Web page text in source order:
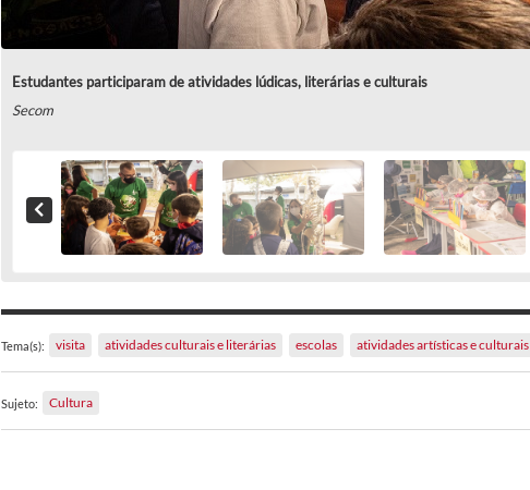
Estudantes participaram de atividades lúdicas, literárias e culturais
Secom
Tema(s): visita atividades culturais e literárias escolas atividades artísticas e culturais
Sujeto: Cultura